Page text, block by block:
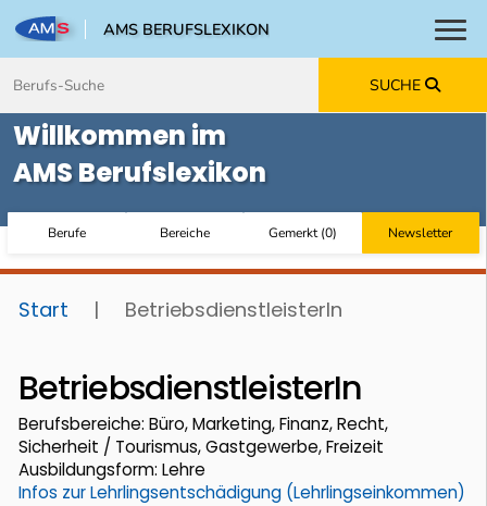
AMS BERUFSLEXIKON
SUCHE
Willkommen im
AMS Berufslexikon
Berufe Bereiche Gemerkt(0) Newsletter
Start | BetriebsdienstleisterIn
BetriebsdienstleisterIn
Berufsbereiche: Büro, Marketing, Finanz, Recht,
Sicherheit / Tourismus, Gastgewerbe, Freizeit
Ausbildungsform: Lehre
Infos zur Lehrlingsentschädigung (Lehrlingseinkommen)